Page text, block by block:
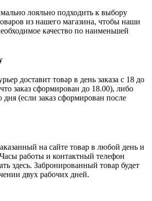
лояльно подходить к выбору
из нашего магазина, чтобы наши
качество по наименьшей
доставит товар в день заказа с 18 до
заказ сформирован до 18.00), либо
(если заказ сформирован после
на сайте товар в любой день и
работы и контактный телефон
здесь. Забронированный товар будет
двух рабочих дней.